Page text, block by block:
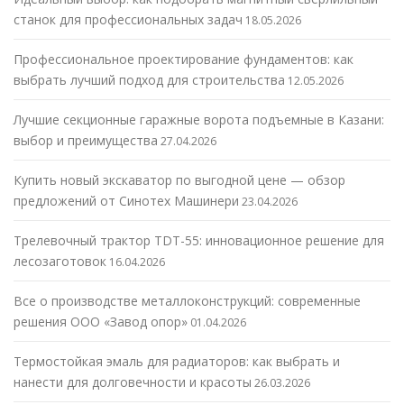
станок для профессиональных задач 18.05.2026
Профессиональное проектирование фундаментов: как
выбрать лучший подход для строительства 12.05.2026
Лучшие секционные гаражные ворота подъемные в Казани:
выбор и преимущества 27.04.2026
Купить новый экскаватор по выгодной цене — обзор
предложений от Синотех Машинери 23.04.2026
Трелевочный трактор TDT-55: инновационное решение для
лесозаготовок 16.04.2026
Все о производстве металлоконструкций: современные
решения ООО «Завод опор» 01.04.2026
Термостойкая эмаль для радиаторов: как выбрать и
нанести для долговечности и красоты 26.03.2026